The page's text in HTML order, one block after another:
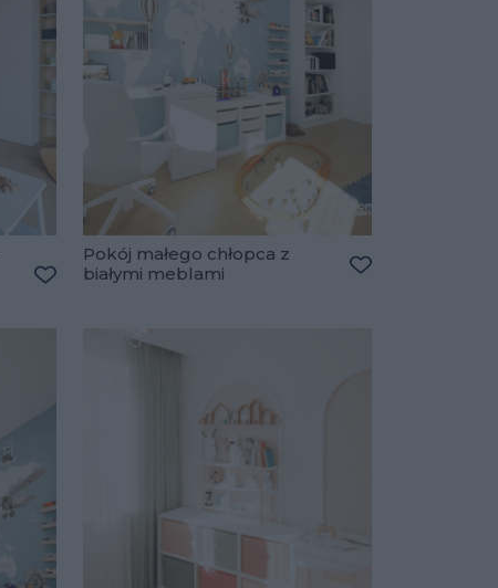
Pokój małego chłopca z
białymi meblami